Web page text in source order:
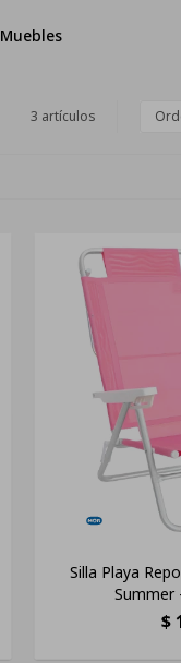
Muebles
3 artículos
Silla Playa
Summer
$